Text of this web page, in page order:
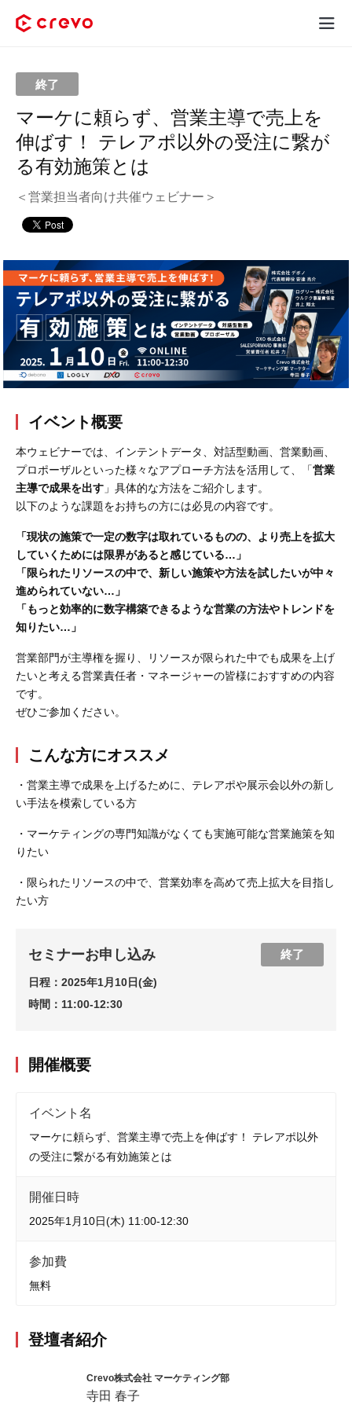
採用コンテンツ制作
サービス
制作実績
料金
お客様の声
お役立ち情報
会社概要
- 動画に関するご相談はこちら -
お問合わせ・無料見積もり
資料ダウンロード
終了
マーケに頼らず、営業主導で売上を
伸ばす！ テレアポ以外の受注に繋が
る有効施策とは
＜営業担当者向け共催ウェビナー＞
イベント概要
本ウェビナーでは、インテントデータ、対話型動画、営業動画、
プロポーザルといった様々なアプローチ方法を活用して、「営業
主導で成果を出す 」具体的な方法をご紹介します。
以下のような課題をお持ちの方には必見の内容です。
「現状の施策で一定の数字は取れているものの、より売上を拡大
していくためには限界があると感じている…」
「限られたリソースの中で、新しい施策や方法を試したいが中々
進められていない…」
「もっと効率的に数字構築できるような営業の方法やトレンドを
知りたい…」
営業部門が主導権を握り、リソースが限られた中でも成果を上げ
たいと考える営業責任者・マネージャーの皆様におすすめの内容
です。
ぜひご参加ください。
こんな方にオススメ
・営業主導で成果を上げるために、テレアポや展示会以外の新し
い手法を模索している方
・マーケティングの専門知識がなくても実施可能な営業施策を知
りたい
・限られたリソースの中で、営業効率を高めて売上拡大を目指し
たい方
セミナーお申し込み 終了
日程： 2025年1月10日(金)
時間： 11:00-12:30
開催概要
イベント名
マーケに頼らず、営業主導で売上を伸ばす！ テレアポ以外
の受注に繋がる有効施策とは
開催日時
2025年1月10日(木) 11:00-12:30
参加費
無料
登壇者紹介
Crevo株式会社 マーケティング部
寺田 春子